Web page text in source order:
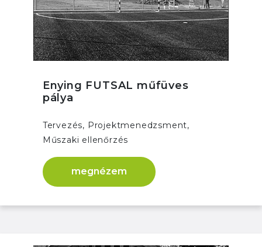
Enying FUTSAL műfüves
pálya
Tervezés, Projektmenedzsment,
Műszaki ellenőrzés
megnézem